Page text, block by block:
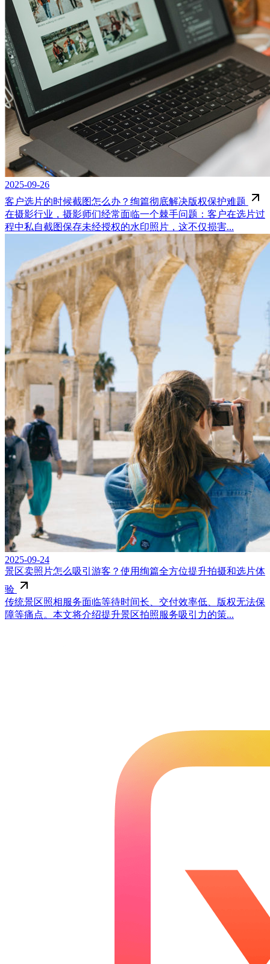
2025-09-26
客户选片的时候截图怎么办？绚篇彻底解决版权保护难题
在摄影行业，摄影师们经常面临一个棘手问题：客户在选片过
程中私自截图保存未经授权的水印照片，这不仅损害...
2025-09-24
景区卖照片怎么吸引游客？使用绚篇全方位提升拍摄和选片体
验
传统景区照相服务面临等待时间长、交付效率低、版权无法保
障等痛点。本文将介绍提升景区拍照服务吸引力的策...